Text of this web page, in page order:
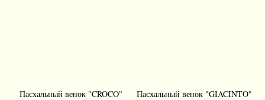
Пасхальный венок "CROCO" Пасхальный венок "GIACINTO"